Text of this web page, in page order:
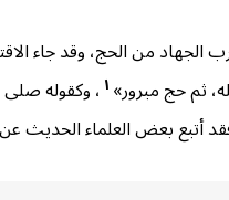
الجهاد من الحج، وقد جاء
ثم حج مبرور»١ ، وكقوله
أتبع بعض العلماء الحديث